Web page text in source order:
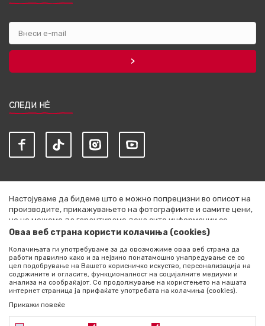
СЛЕДИ НЀ
Настојуваме да бидеме што е можно попрецизни во описот на
производите, прикажувањето на фотографиите и самите цени,
но не можеме да гарантираме дека сите информации се
комплетни и без грешки. Сите артикли прикажани на сајтот се
секој момент. Расположливоста на производите можете да ја
проверите со повик на +389 76 444 490
©2026 literatura.mk, Изработено одNB SOFT. Сите права
задржани.
Оваа веб страна користи колачиња (cookies)
Колачињата ги употребуваме за да овозможиме оваа веб страна да
работи правилно како и за нејзино понатамошно унапредување се со
цел подобрување на Вашето корисничко искуство, персонализација на
содржините и огласите, функционалност на социјалните медиуми и
анализа на сообраќајот. Со продолжување на користењето на нашата
интернет страница ја прифаќате употребата на колачиња (cookies).
Прикажи повеќе